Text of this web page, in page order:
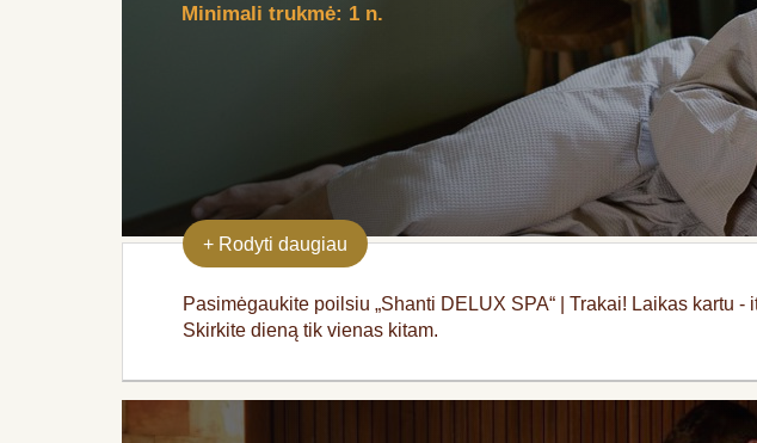
Minimali trukmė: 1 n.
Pasimėgaukite poilsiu „Shanti DELUX SPA“ | Trakai! Laikas kartu
Skirkite dieną tik vienas kitam.
+ Rodyti daugiau